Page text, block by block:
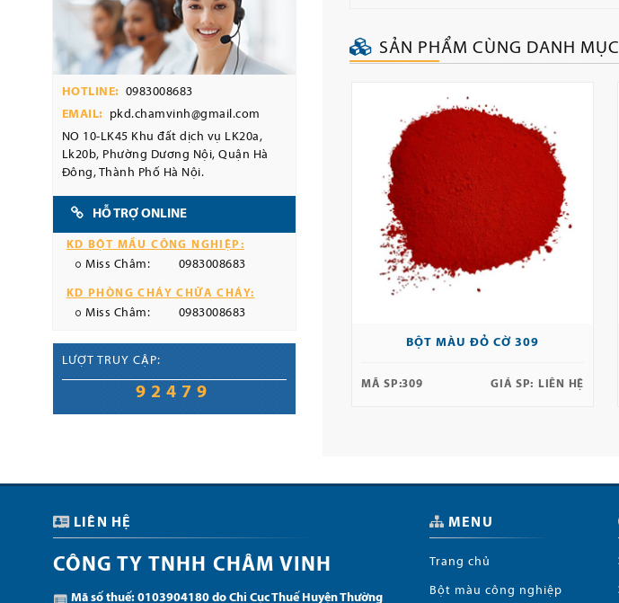
HOTLINE: 0983008683
EMAIL: pkd.chamvinh@gmail.com
NO 10-LK45 Khu đất dịch vụ LK20a,
Lk20b, Phường Dương Nội, Quận Hà
Đông, Thành Phố Hà Nội.
HỖ TRỢ ONLINE
KD BỘT MẦU CÔNG NGHIỆP:
Miss Châm: 0983008683
KD PHÒNG CHÁY CHỮA CHÁY:
Miss Châm: 0983008683
LƯỢT TRUY CẬP:
92479
SẢN PHẨM CÙNG DANH MỤC
BỘT MÀU ĐỎ CỜ 309
MÃ SP:309 GIÁ SP: LIÊN HỆ
LIÊN HỆ
CÔNG TY TNHH CHÂM VINH
Mã số thuế: 0103904180 do Chi Cục Thuế Huyện Thường
MENU
Trang chủ
Bột màu công nghiệp